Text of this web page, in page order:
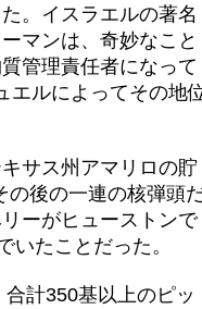
。イスラエルの著名
マンは、奇妙なこと
管理責任者になって
エルによってその地
サス州アマリロの貯
の後の一連の核弾頭
ーがヒューストンで
いたことだった。
計350基以上のピッ